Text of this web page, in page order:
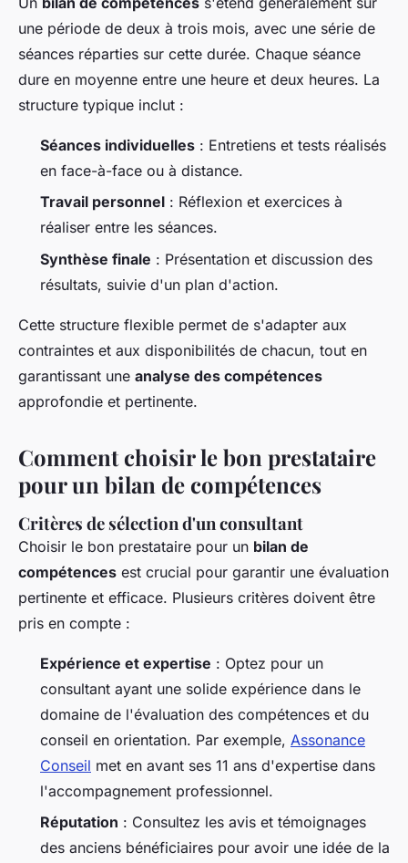
une période de deux à trois mois, avec une série de
séances réparties sur cette durée. Chaque séance
dure en moyenne entre une heure et deux heures. La
structure typique inclut :
Séances individuelles : Entretiens et tests réalisés
en face-à-face ou à distance.
Travail personnel : Réflexion et exercices à
réaliser entre les séances.
Synthèse finale : Présentation et discussion des
résultats, suivie d'un plan d'action.
Cette structure flexible permet de s'adapter aux
contraintes et aux disponibilités de chacun, tout en
garantissant une analyse des compétences
approfondie et pertinente.
Comment choisir le bon prestataire
pour un bilan de compétences
Critères de sélection d'un consultant
Choisir le bon prestataire pour un bilan de
compétences est crucial pour garantir une évaluation
pertinente et efficace. Plusieurs critères doivent être
pris en compte :
Expérience et expertise : Optez pour un
consultant ayant une solide expérience dans le
domaine de l'évaluation des compétences et du
conseil en orientation. Par exemple, Assonance
Conseil met en avant ses 11 ans d'expertise dans
l'accompagnement professionnel.
Réputation : Consultez les avis et témoignages
des anciens bénéficiaires pour avoir une idée de la